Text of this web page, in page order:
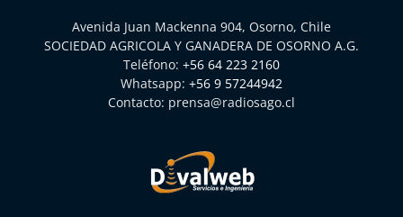
Avenida Juan Mackenna 904, Osorno, Chile
SOCIEDAD AGRICOLA Y GANADERA DE OSORNO A.G.
Teléfono: +56 64 223 2160
Whatsapp: +56 9 57244942
Contacto: prensa@radiosago.cl